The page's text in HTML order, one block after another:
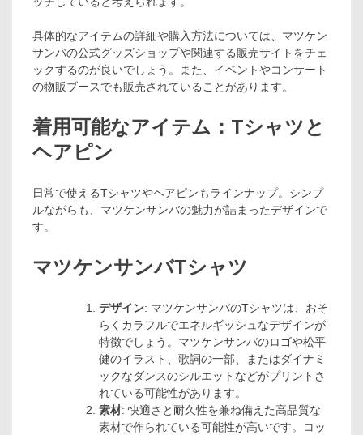
具体的なアイテムの詳細や購入方法については、マツケン
サンバの公式グッズショップや関連する販売サイトをチェ
ックするのが良いでしょう。また、イベントやコンサート
の物販ブースでも販売されていることがあります。
着用可能なアイテム：Tシャツと
ヘアピン
日常で使えるTシャツやヘアピンもラインナップ。シンプ
ルながらも、マツケンサンバの魅力が詰まったデザインで
す。
マツケンサンバTシャツ
デザイン: マツケンサンバのTシャツは、おそ
らくカラフルでエネルギッシュなデザインが
特徴でしょう。マツケンサンバのロゴや松平
健のイラスト、歌詞の一部、またはダイナミ
ックなダンスのシルエットなどがプリントさ
れている可能性があります。
素材: 快適さと耐久性を兼ね備えた高品質な
素材で作られている可能性が高いです。コッ